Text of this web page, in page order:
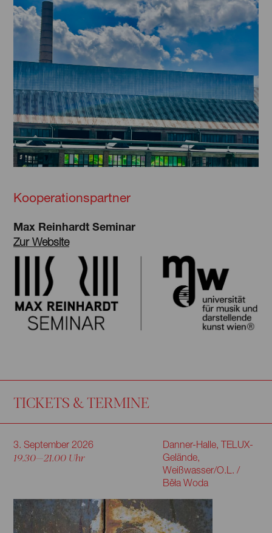
Kooperationspartner
Max Reinhardt Seminar
Zur Website
TICKETS & TERMINE
3. September 2026
19.30—21.00 Uhr
Danner-Halle, TELUX-
Gelände,
Weißwasser/O.L. /
Běła Woda